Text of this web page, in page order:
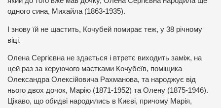
одного сина, Михайла (1863-1935).
І знову їй не щастить, Кочубей помирає теж, у 38 річному
віці.
Олена Сергієвна не здається і втретє виходить заміж, на
цей раз за керуючого маєтками Кочубеїв, поміщика
Олександра Олексійовича Рахманова, та народжує від
нього двох дочок, Марію (1871-1952) та Олену (1875-1946).
Цікаво, що обидві народились в Києві, причому Марія,